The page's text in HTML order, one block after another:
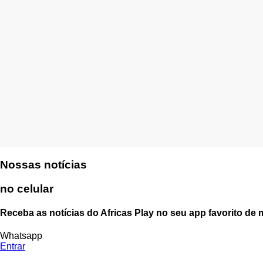
Nossas notícias
no celular
Receba as notícias do Africas Play no seu app favorito de
Whatsapp
Entrar